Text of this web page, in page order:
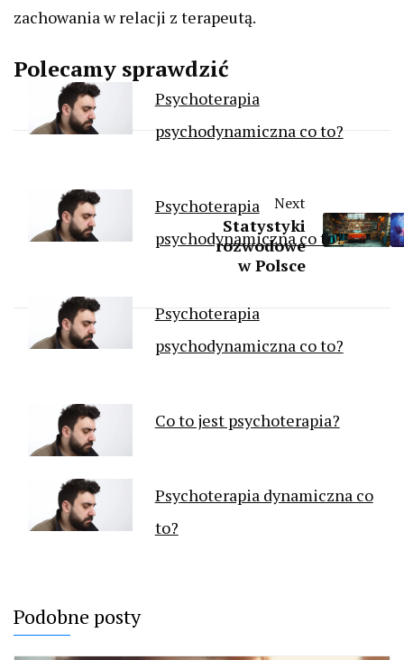
zachowania w relacji z terapeutą.
Polecamy sprawdzić
Psychoterapia
psychodynamiczna co to?
Psychoterapia
psychodynamiczna co to?
Psychoterapia
psychodynamiczna co to?
Co to jest psychoterapia?
Psychoterapia dynamiczna co
to?
Next
Statystyki
rozwodowe
w Polsce
Podobne posty